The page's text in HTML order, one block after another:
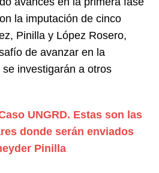
la imputación de cinco
Pinilla y López Rosero,
de avanzar en la
investigarán a otros
UNGRD. Estas son las
donde serán enviados
Pinilla